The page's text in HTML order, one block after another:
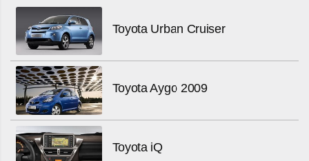
Toyota Urban Cruiser
Toyota Aygo 2009
Toyota iQ